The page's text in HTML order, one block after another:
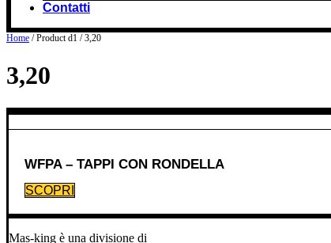
Contatti
Home / Product d1 / 3,20
3,20
WFPA – TAPPI CON RONDELLA
SCOPRI
Mas-king è una divisione di